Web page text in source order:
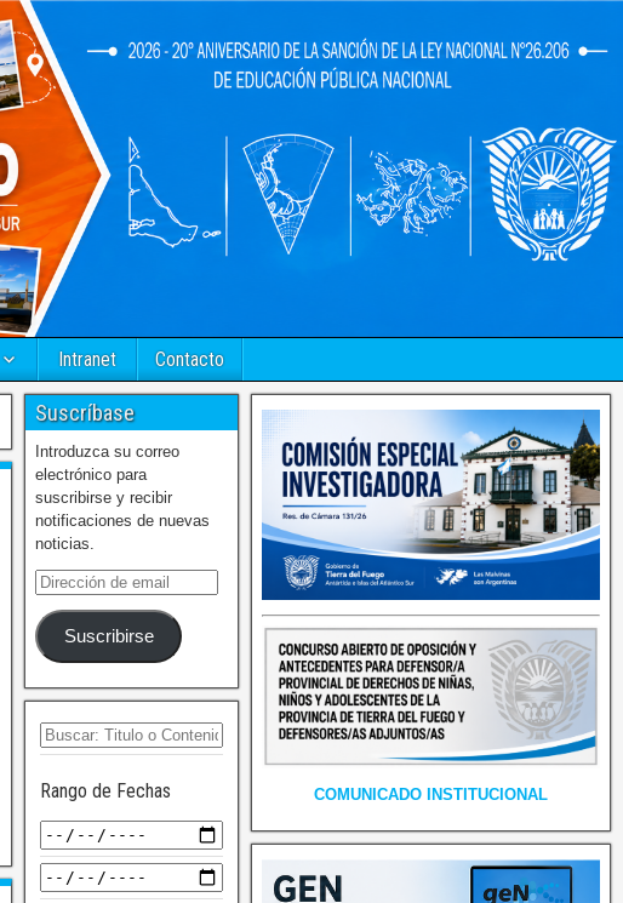
Intranet Contacto
Suscríbase
Introduzca su correo
electrónico para
suscribirse y recibir
notificaciones de nuevas
noticias.
Suscribirse
Rango de Fechas COMUNICADO INSTITUCIONAL